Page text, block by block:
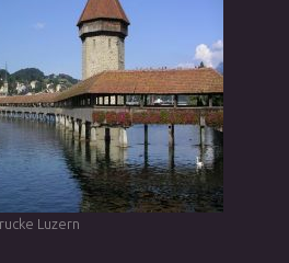
Luzern